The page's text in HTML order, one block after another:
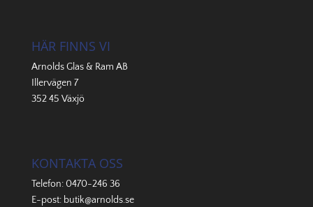
HÄR FINNS VI
Arnolds Glas & Ram AB
Illervägen 7
352 45 Växjö
KONTAKTA OSS
Telefon:0470-246 36
E-post: butik@arnolds.se